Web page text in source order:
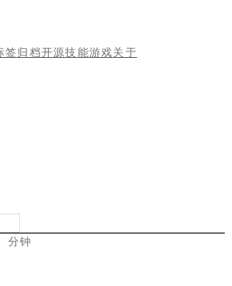
签归档开源技能游戏关于
分钟